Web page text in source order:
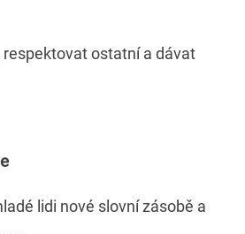
ostatní a dávat
lidi nové slovní zásobě a